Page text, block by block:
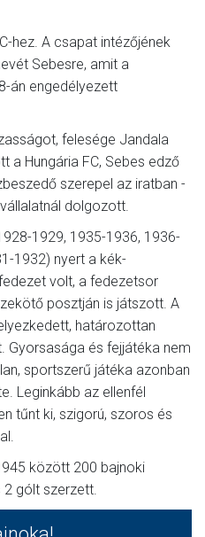
hez. A csapat intézőjének
Sebesre, amit a
án engedélyezett
felesége Jandala
a Hungária FC, Sebes edző
szerepel az iratban -
dolgozott.
1929, 1935-1936, 1936-
1932) nyert a kék-
volt, a fedezetsor
posztján is játszott. A
határozottan
Gyorsasága és fejjátéka nem
sportszerű játéka azonban
Leginkább az ellenfél
tűnt ki, szigorú, szoros és
között 200 bajnoki
2 gólt szerzett.